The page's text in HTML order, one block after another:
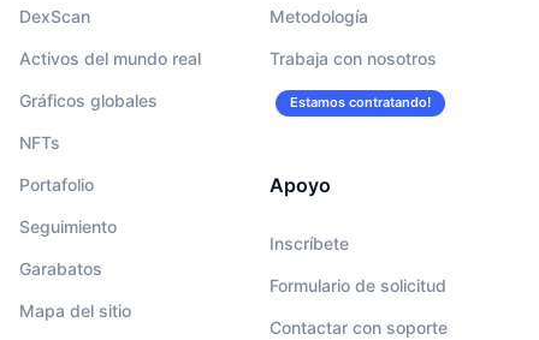
DexScan
Activos del mundo real
Gráficos globales
NFTs
Portafolio
Seguimiento
Garabatos
Mapa del sitio
Metodología
Trabaja con nosotros
Estamos contratando!
Apoyo
Inscríbete
Formulario de solicitud
Contactar con soporte